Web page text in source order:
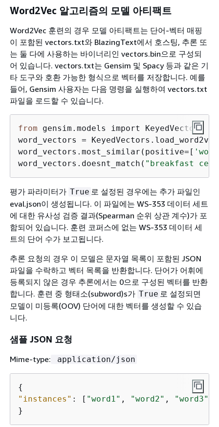
Word2Vec 알고리즘의 모델 아티팩트
Word2Vec 훈련의 경우 모델 아티팩트는 단어-벡터 매핑
이 포함된 vectors.txt와 BlazingText에서 호스팅, 추론 또
는 둘 다에 사용하는 바이너리인 vectors.bin으로 구성되
어 있습니다. vectors.txt는 Gensim 및 Spacy 등과 같은 기
타 도구와 호환 가능한 형식으로 벡터를 저장합니다. 예를
들어, Gensim 사용자는 다음 명령을 실행하여 vectors.txt
파일을 로드할 수 있습니다.
from gensim.models import KeyedVectors
word_vectors =
word_vectors.most_similar(positive=[
word_vectors.doesnt_match( "breakfast
평가 파라미터가 True 로 설정된 경우에는 추가 파일인
eval.json이 생성됩니다. 이 파일에는 WS-353 데이터 세트
에 대한 유사성 검증 결과(Spearman 순위 상관 계수)가 포
함되어 있습니다. 훈련 코퍼스에 없는 WS-353 데이터 세
트의 단어 수가 보고됩니다.
추론 요청의 경우 이 모델은 문자열 목록이 포함된 JSON
파일을 수락하고 벡터 목록을 반환합니다. 단어가 어휘에
등록되지 않은 경우 추론에서는 0으로 구성된 벡터를 반환
합니다. 훈련 중 형태소(subword)s가 True 로 설정되면
모델이 미등록(OOV) 단어에 대한 벡터를 생성할 수 있습
니다.
샘플 JSON 요청
Mime-type: application/json
{
"instances" : [ "word1" , "word2" , "word3"
}